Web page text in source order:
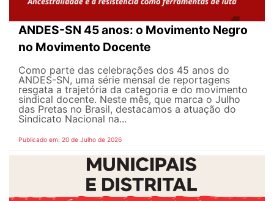
ANDES-SN 45 anos: o Movimento Negro
no Movimento Docente
Como parte das celebrações dos 45 anos do
ANDES-SN, uma série mensal de reportagens
resgata a trajetória da categoria e do movimento
sindical docente. Neste mês, que marca o Julho
das Pretas no Brasil, destacamos a atuação do
Sindicato Nacional na...
Publicado em: 20 de Julho de 2026